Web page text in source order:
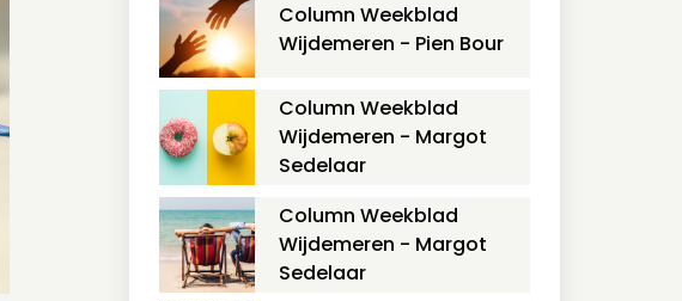
Column Weekblad
Wijdemeren - Pien Bour
Column Weekblad
Wijdemeren - Margot
Sedelaar
Column Weekblad
Wijdemeren - Margot
Sedelaar